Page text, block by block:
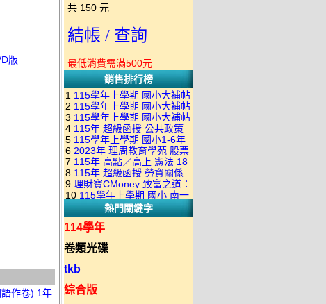
版
作卷) 1年
共 150 元
結帳 / 查詢
最低消費需滿500元
銷售排行榜
1 115學年上學期 國小大補帖
南一版 國語+數學+社會+生活
+自然 1-6年級 教學光碟DVD
版(3DVD)
2 115學年上學期 國小大補帖
康軒版 國語+數學+社會+生活
+自然 1-6年級 教學光碟DVD
版(3DVD)
3 115學年上學期 國小大補帖
翰林版 國語+數學+社會+生活
+自然 1-6年級 教學光碟DVD
版(3DVD)
4 115年 超級函授 公共政策
22堂課+總複習 張楚老師 含
PDF講義 函授DVD(9DVD)
5 115學年上學期 國小1-6年
級 習作解答(含康軒.南一.翰林
全版本.全科目)合輯版 DVD版
6 2023年 理周教育學苑 股票
當沖煉金術 主講：朱家泓 國
語發音 DVD版
7 115年 高點／高上 憲法 18
堂課 宗台大老師 含PDF講義
函授DVD(8DVD)【適用於律
師司法考試】
8 115年 超級函授 勞資關係
概要 11堂課+總複習 陸川老
師 含PDF講義 函授
DVD(5DVD)
9 理財寶CMoney 致富之道：
上班族飆股攻略班 主講：朱
家泓+林穎 國語發音 DVD版
10 115學年上學期 國小 南一
版 教師手冊(全年級、全領域)
教學光碟DVD版
熱門關鍵字
114學年
卷類光碟
tkb
綜合版